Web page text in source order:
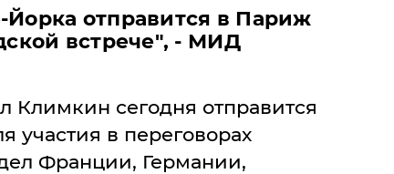
отправится в Париж
встрече", - МИД
Климкин сегодня отправится
в переговорах
Франции, Германии,